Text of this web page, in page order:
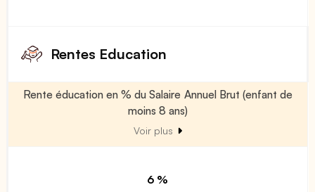
Rentes Education
Rente éducation en % du Salaire Annuel Brut (enfant de
moins 8 ans)
Voir plus
6 %